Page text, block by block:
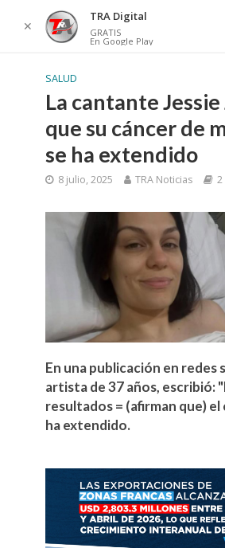
SALUD
La cantante
que su cáncer de
se ha extendido
8 julio, 2025 TRA Noticias 2
En una publicación en redes
artista de 37 años, escribió:
resultados = (afirman que) el
ha extendido.
✕
TRA Digital
GRATIS
En Google Play